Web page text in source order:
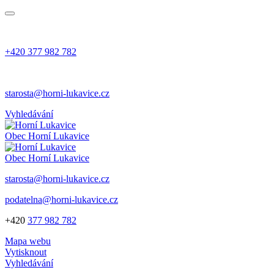
+420 377 982 782
starosta@horni-lukavice.cz
Vyhledávání
Obec Horní Lukavice
Obec Horní Lukavice
starosta@horni-lukavice.cz
podatelna@horni-lukavice.cz
+420 377 982 782
Mapa webu
Vytisknout
Vyhledávání